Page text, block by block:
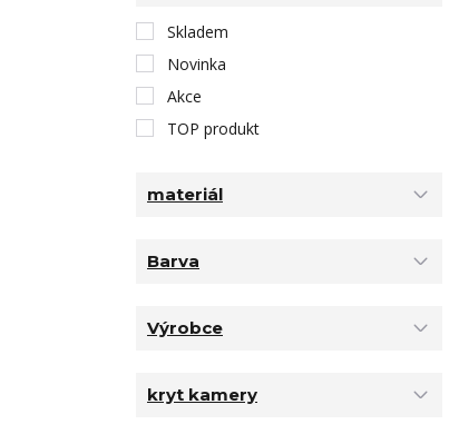
Skladem
Novinka
Akce
TOP produkt
materiál
Barva
Výrobce
kryt kamery